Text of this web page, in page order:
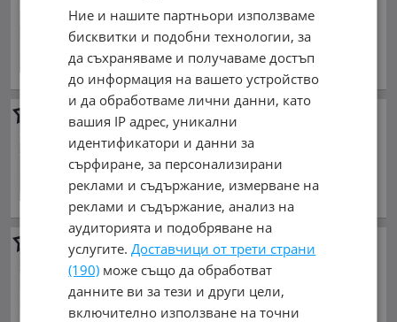
9 000 €
17 602.47 лв.
октомври 2007 г., Дизелов
Iveco Daily
2 999 €
5 865.53 лв.
октомври 1999 г., Дизелов
обл. София, гр. Костенец
Iveco Daily65C17D КЛИМАТИК
PTO
7 999 €
15 644.68 лв.
Ние и нашите партньори използваме
бисквитки и подобни технологии, за
да съхраняваме и получаваме достъп
до информация на вашето устройство
и да обработваме лични данни, като
вашия IP адрес, уникални
идентификатори и данни за
сърфиране, за персонализирани
реклами и съдържание, измерване на
реклами и съдържание, анализ на
аудиторията и подобряване на
услугите.Доставчици от трети страни
(190) може също да обработват
данните ви за тези и други цели,
включително използване на точни